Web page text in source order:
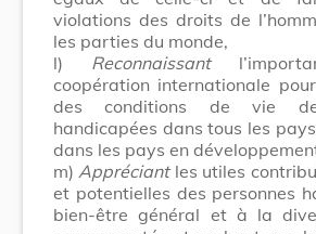
violations des droits de
les parties du monde,
l) Reconnaissant
coopération internationale
des conditions de vie
handicapées dans tous les
dans les pays en
m) Appréciantles utiles
et potentielles des personnes
bien-être général et à la